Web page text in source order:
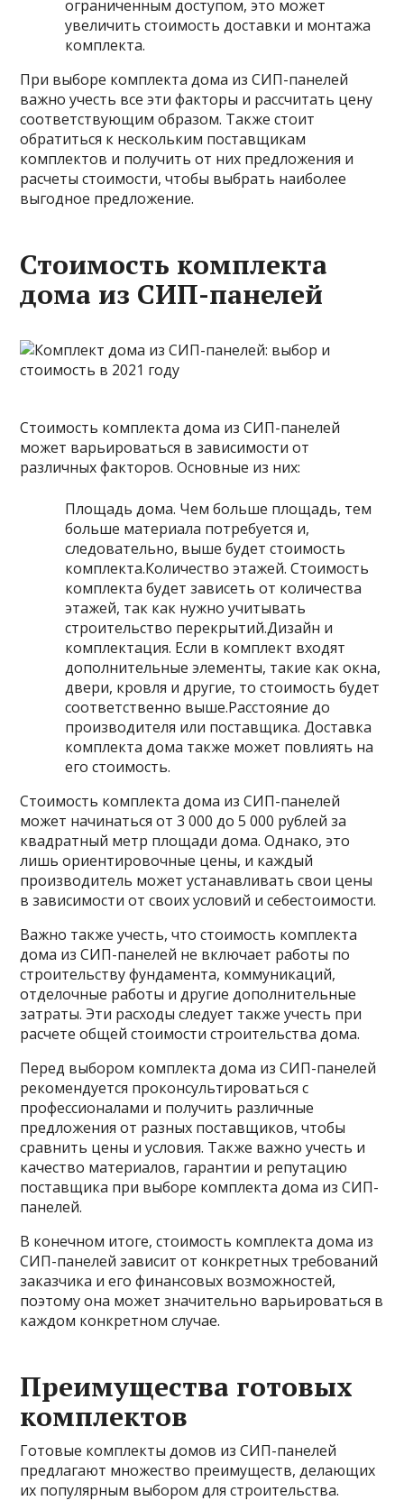
ограниченным доступом, это может
увеличить стоимость доставки и монтажа
комплекта.
При выборе комплекта дома из СИП-панелей
важно учесть все эти факторы и рассчитать цену
соответствующим образом. Также стоит
обратиться к нескольким поставщикам
комплектов и получить от них предложения и
расчеты стоимости, чтобы выбрать наиболее
выгодное предложение.
Стоимость комплекта
дома из СИП-панелей
Стоимость комплекта дома из СИП-панелей
может варьироваться в зависимости от
различных факторов. Основные из них:
Площадь дома. Чем больше площадь, тем
больше материала потребуется и,
следовательно, выше будет стоимость
комплекта.Количество этажей. Стоимость
комплекта будет зависеть от количества
этажей, так как нужно учитывать
строительство перекрытий.Дизайн и
комплектация. Если в комплект входят
дополнительные элементы, такие как окна,
двери, кровля и другие, то стоимость будет
соответственно выше.Расстояние до
производителя или поставщика. Доставка
комплекта дома также может повлиять на
его стоимость.
Стоимость комплекта дома из СИП-панелей
может начинаться от 3 000 до 5 000 рублей за
квадратный метр площади дома. Однако, это
лишь ориентировочные цены, и каждый
производитель может устанавливать свои цены
в зависимости от своих условий и себестоимости.
Важно также учесть, что стоимость комплекта
дома из СИП-панелей не включает работы по
строительству фундамента, коммуникаций,
отделочные работы и другие дополнительные
затраты. Эти расходы следует также учесть при
расчете общей стоимости строительства дома.
Перед выбором комплекта дома из СИП-панелей
рекомендуется проконсультироваться с
профессионалами и получить различные
предложения от разных поставщиков, чтобы
сравнить цены и условия. Также важно учесть и
качество материалов, гарантии и репутацию
поставщика при выборе комплекта дома из СИП-
панелей.
В конечном итоге, стоимость комплекта дома из
СИП-панелей зависит от конкретных требований
заказчика и его финансовых возможностей,
поэтому она может значительно варьироваться в
каждом конкретном случае.
Преимущества готовых
комплектов
Готовые комплекты домов из СИП-панелей
предлагают множество преимуществ, делающих
их популярным выбором для строительства.